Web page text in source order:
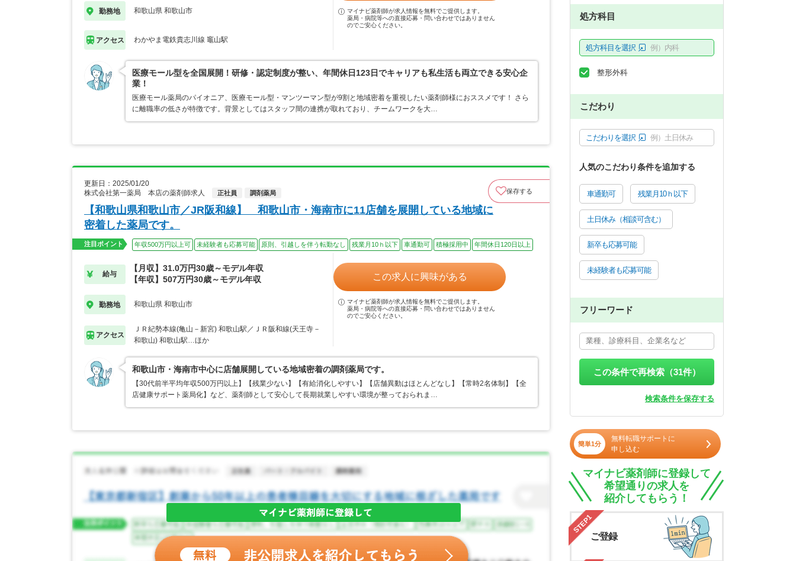
勤務地 和歌山県 和歌山市
アクセス わかやま電鉄貴志川線 竈山駅
マイナビ薬剤師が求人情報を無料でご提供します。
薬局・病院等への直接応募・問い合わせではありません
のでご安心ください。
医療モール型を全国展開！研修・認定制度が整い、年間休日123日でキャリアも私生活も両立できる安心企
業！
医療モール薬局のパイオニア、医療モール型・マンツーマン型が9割と地域密着を重視したい薬剤師様におススメです！ さら
に離職率の低さが特徴です。背景としてはスタッフ間の連携が取れており、チームワークを大…
更新日：2025/01/20
株式会社第一薬局 本店の薬剤師求人
正社員 調剤薬局 保存する
【和歌山県和歌山市／JR阪和線】 和歌山市・海南市に11店舗を展開している地域に
密着した薬局です。
注目ポイント 年収500万円以上可 未経験者も応募可能 原則、引越しを伴う転勤なし 残業月10ｈ以下 車通勤可 積極採用中 年間休日120日以上
給与
【月収】31.0万円30歳～モデル年収
【年収】507万円30歳～モデル年収
勤務地 和歌山県 和歌山市
アクセス
ＪＲ紀勢本線(亀山－新宮) 和歌山駅／ＪＲ阪和線(天王寺－
和歌山) 和歌山駅…ほか
この求人に興味がある
マイナビ薬剤師が求人情報を無料でご提供します。
薬局・病院等への直接応募・問い合わせではありません
のでご安心ください。
和歌山市・海南市中心に店舗展開している地域密着の調剤薬局です。
【30代前半平均年収500万円以上】【残業少ない】【有給消化しやすい】【店舗異動はほとんどなし】【常時2名体制】【全
店健康サポート薬局化】など、薬剤師として安心して長期就業しやすい環境が整っておられま…
処方科目
処方科目を選択 例）内科
整形外科
こだわり
こだわりを選択 例）土日休み
人気のこだわり条件を追加する
車通勤可 残業月10ｈ以下
土日休み（相談可含む）
新卒も応募可能
未経験者も応募可能
フリーワード
この条件で再検索（31件）
検索条件を保存する
簡単1分
無料転職サポートに
申し込む
マイナビ薬剤師に登録して
希望通りの求人を
紹介してもらう！
STEP1
ご登録